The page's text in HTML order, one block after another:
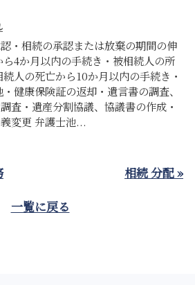
・相続の承認または放棄の期間の伸
4か月以内の手続き・被相続人の所
人の死亡から10か月以内の手続き・
健康保険証の返却・遺言書の調査、
査・遺産分割協議、協議書の作成・
変更 弁護士池...
相続 分配 »
一覧に戻る